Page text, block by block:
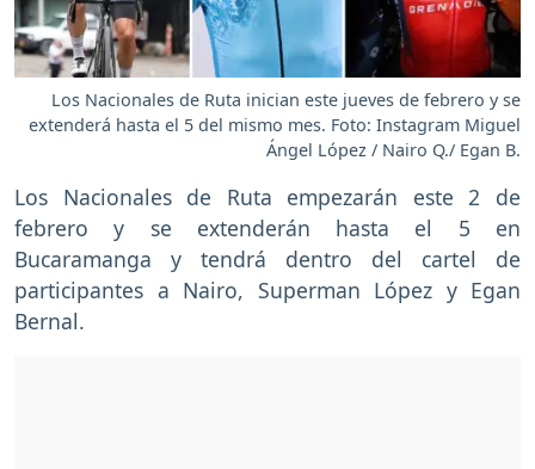
Los Nacionales de Ruta inician este jueves de febrero y se
extenderá hasta el 5 del mismo mes. Foto: Instagram Miguel
Ángel López / Nairo Q./ Egan B.
Los Nacionales de Ruta empezarán este 2 de
febrero y se extenderán hasta el 5 en
Bucaramanga y tendrá dentro del cartel de
participantes a Nairo, Superman López y Egan
Bernal.